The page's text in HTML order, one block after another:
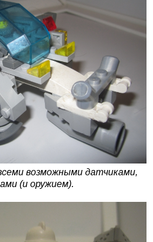
возможными датчиками,
(и оружием).